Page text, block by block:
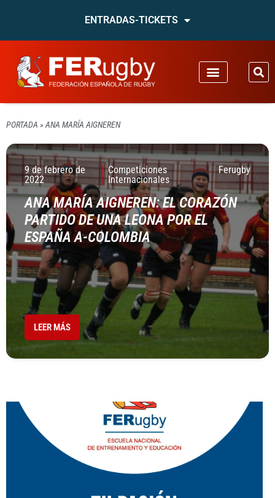
ENTRADAS-TICKETS
PORTADA » ANA MARÍA AIGNEREN
9 de febrero de
2022
Competiciones
Internacionales
Ferugby
ANA MARÍA AIGNEREN: EL CORAZÓN
PARTIDO DE UNA LEONA POR EL
ESPAÑA A-COLOMBIA
LEER MÁS